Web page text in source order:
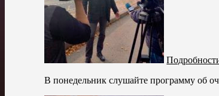
В понедельник слушайте программу об